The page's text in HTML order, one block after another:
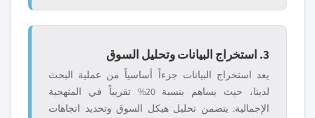
3. استخراج البيانات وتحليل السوق
يعد استخراج البيانات جزءاً أساسياً من عملية البحث
لدينا، حيث يساهم بنسبة 20% تقريباً في المنهجية
الإجمالية. يتضمن تحليل هيكل السوق وتحديد اتجاهات